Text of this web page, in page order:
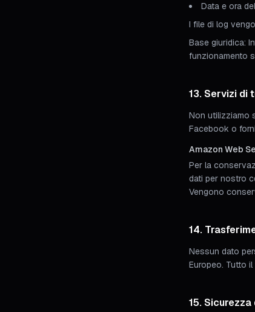
Data e ora
I file di log
Base giuridica:
funzionamento
13. Servizi di
Non utilizziamo
Facebook o
Amazon Web
Per la
dati per nostro
Vengono
14.
Nessun dato
Europeo. Tutto
15.